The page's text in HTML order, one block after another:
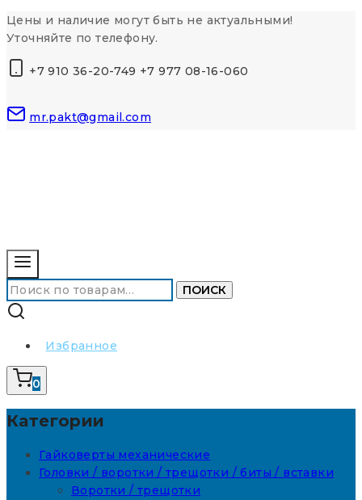
Перейти
к
Цены и наличие могут быть не актуальными!
Уточняйте по телефону.
+7 910 36-20-749 +7 977 08-16-060
mr.pakt@gmail.com
Искать: ПОИСК
Избранное
0
Категории
Гайковерты механические
Головки / воротки / трещотки / биты / вставки
Воротки / трещотки